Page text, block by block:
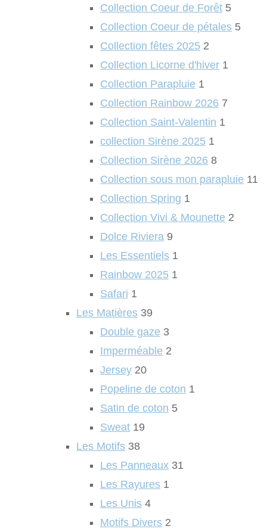
Collection Coeur de Forêt 5
Collection Coeur de pétales 5
Collection fêtes 2025 2
Collection Licorne d'hiver 1
Collection Parapluie 1
Collection Rainbow 2026 7
Collection Saint-Valentin 1
collection Sirène 2025 1
Collection Sirène 2026 8
Collection sous mon parapluie 11
Collection Spring 1
Collection Vivi & Mounette 2
Dolce Riviera 9
Les Essentiels 1
Rainbow 2025 1
Safari 1
Les Matières 39
Double gaze 3
Imperméable 2
Jersey 20
Popeline de coton 1
Satin de coton 5
Sweat 19
Les Motifs 38
Les Panneaux 31
Les Rayures 1
Les Unis 4
Motifs Divers 2